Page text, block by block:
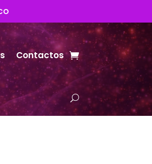
Contactos